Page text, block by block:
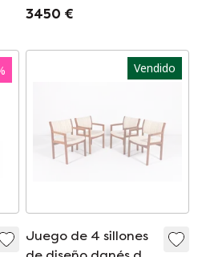
Hvidt y Orla
para Søborg
Møbelfabrik (años
3450 €
Vendido
Juego de 4 sillones